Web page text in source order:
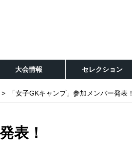
大会情報 セレクション
「女子GKキャンプ」参加メンバー発表！
表！